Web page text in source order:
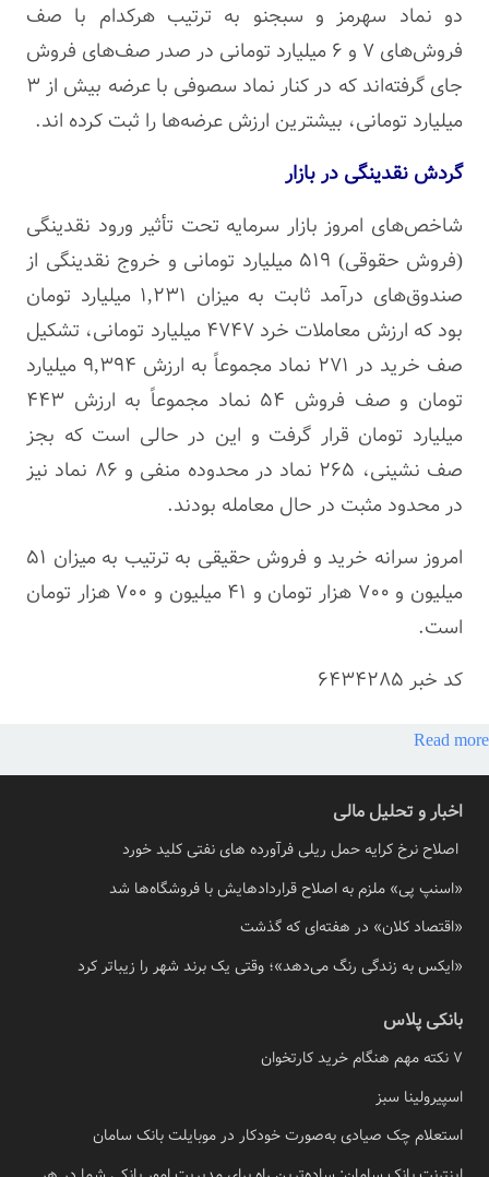
دو نماد سهرمزو سبجنو به ترتیب هرکدام با صف
فروش‌های ۷ و ۶ میلیارد تومانی در صدر صف‌های فروش
جای گرفته‌اند که در کنار نماد سصوفی
با عرضه بیش از ۳
میلیارد تومانی، بیشترین ارزش عرضه‌ها را ثبت کرده اند.
گردش نقدینگی در بازار
شاخص‌های امروز بازار سرمایه تحت تأثیر ورود نقدینگی
(فروش حقوقی) ۵۱۹ میلیارد تومانی و خروج نقدینگی از
صندوق‌های درآمد ثابت به میزان ۱,۲۳۱ میلیارد تومان
بود که ارزش معاملات خرد ۴۷۴۷ میلیارد تومانی، تشکیل
صف خرید در ۲۷۱ نماد مجموعاً به ارزش ۹,۳۹۴ میلیارد
تومان و صف فروش ۵۴ نماد مجموعاً به ارزش ۴۴۳
میلیارد تومان قرار گرفت و این در حالی است که بجز
صف نشینی، ۲۶۵ نماد در محدوده منفی و ۸۶ نماد نیز
در محدود مثبت در حال معامله بودند.
امروز سرانه خرید و فروش حقیقی به ترتیب به میزان ۵۱
میلیون و ۷۰۰ هزار تومان و ۴۱ میلیون و ۷۰۰ هزار تومان
است.
کد خبر 6434285
Read more
اخبار و تحلیل مالی
اصلاح نرخ کرایه حمل ریلی فرآورده های نفتی کلید خورد
«اسنپ پی» ملزم به اصلاح قراردادهایش با فروشگاه‌ها شد
«اقتصاد کلان» در هفته‌ای که گذشت
«ایکس به زندگی رنگ می‌دهد»؛ وقتی یک برند شهر را زیباتر کرد
بانکی پلاس
7 نکته مهم هنگام خرید کارتخوان
اسپیرولینا سبز
استعلام چک صیادی به‌صورت خودکار در موبایلت بانک سامان